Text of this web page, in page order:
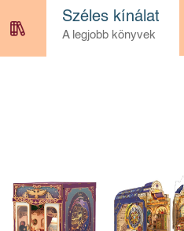
Széles kínálat
A legjobb könyvek